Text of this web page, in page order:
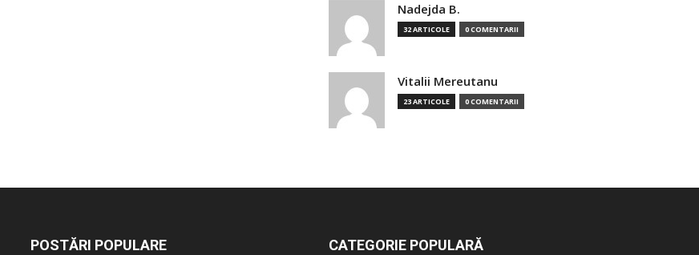
Nadejda B.
32 ARTICOLE 0 COMENTARII
Vitalii Mereutanu
23 ARTICOLE 0 COMENTARII
POSTĂRI POPULARE CATEGORIE POPULARĂ